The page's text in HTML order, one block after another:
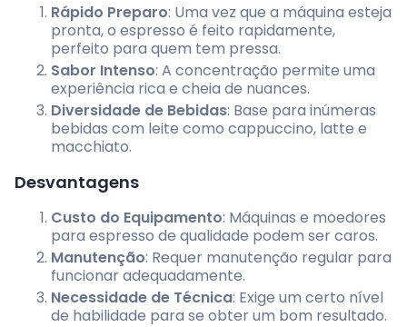
Rápido Preparo: Uma vez que a máquina esteja
pronta, o espresso é feito rapidamente,
perfeito para quem tem pressa.
Sabor Intenso: A concentração permite uma
experiência rica e cheia de nuances.
Diversidade de Bebidas: Base para inúmeras
bebidas com leite como cappuccino, latte e
macchiato.
Desvantagens
Custo do Equipamento: Máquinas e moedores
para espresso de qualidade podem ser caros.
Manutenção: Requer manutenção regular para
funcionar adequadamente.
Necessidade de Técnica: Exige um certo nível
de habilidade para se obter um bom resultado.